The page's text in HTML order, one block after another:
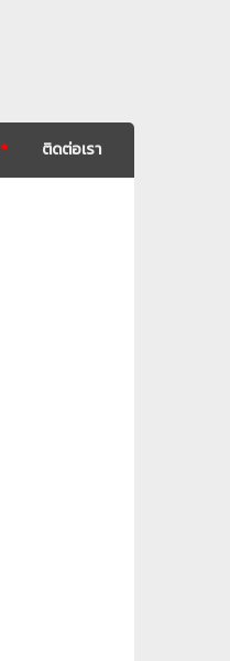
* ติดต่อเรา